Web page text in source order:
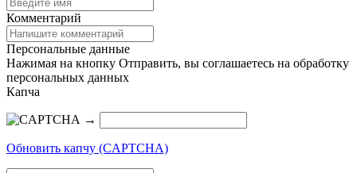
Комментарий
Персональные данные
Нажимая на кнопку Отправить, вы соглашаетесь на обработку
персональных данных
Капча
→
Обновить капчу (CAPTCHA)